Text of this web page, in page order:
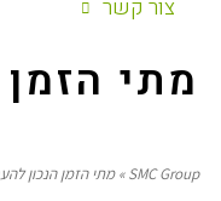
צור קשר
מתי
SMC Group
»מתי הזמן הנכון